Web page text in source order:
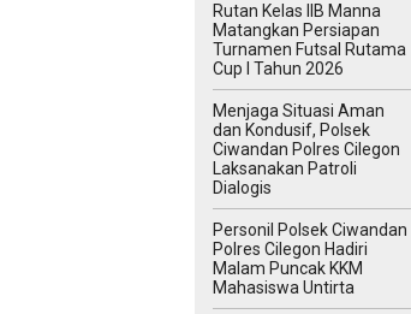
Rutan Kelas IIB Manna
Matangkan Persiapan
Turnamen Futsal Rutama
Cup I Tahun 2026
Menjaga Situasi Aman
dan Kondusif, Polsek
Ciwandan Polres Cilegon
Laksanakan Patroli
Dialogis
Personil Polsek Ciwandan
Polres Cilegon Hadiri
Malam Puncak KKM
Mahasiswa Untirta